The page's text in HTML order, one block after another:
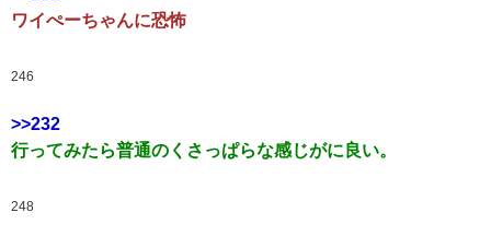
ワイぺーちゃんに恐怖
246
>>232
行ってみたら普通のくさっぱらな感じがに良い。
248